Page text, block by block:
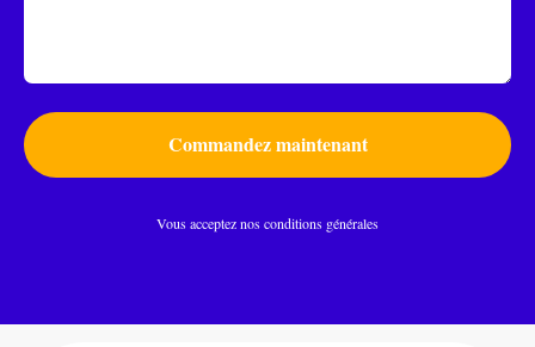
Commandez maintenant
Vous acceptez nos conditions générales